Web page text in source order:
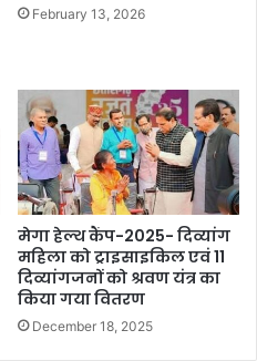
February 13, 2026
मेगा हेल्थ कैंप-2025- दिव्यांग
महिला को ट्राइसाइकिल एवं 11
दिव्यांगजनों को श्रवण यंत्र का
किया गया वितरण
December 18, 2025